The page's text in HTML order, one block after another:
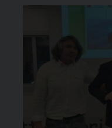
Maurizio Forti